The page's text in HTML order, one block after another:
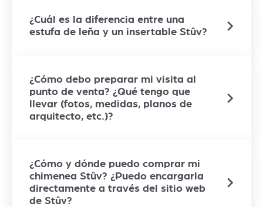
¿Cuál es la diferencia entre una
estufa de leña y un insertable Stûv?
¿Cómo debo preparar mi visita al
punto de venta? ¿Qué tengo que
llevar (fotos, medidas, planos de
arquitecto, etc.)?
¿Cómo y dónde puedo comprar mi
chimenea Stûv? ¿Puedo encargarla
directamente a través del sitio web
de Stûv?